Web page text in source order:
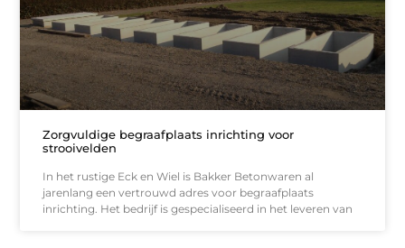
Zorgvuldige begraafplaats inrichting voor
strooivelden
In het rustige Eck en Wiel is Bakker Betonwaren al
jarenlang een vertrouwd adres voor begraafplaats
inrichting. Het bedrijf is gespecialiseerd in het leveren van